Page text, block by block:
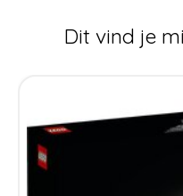
Dit vind je